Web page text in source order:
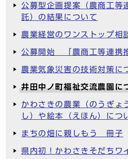
公募型企画提案（農商工等
託）の結果について
農業経営のワンストップ相
公募開始 「農商工等連携
農業気象災害の技術対策に
井田中ノ町福祉交流農園に
かわさきの農業（のうぎょ
し）や絵本（えほん）につ
まちの畑に親しもう 冊子
県内初！かわさきそだちワ